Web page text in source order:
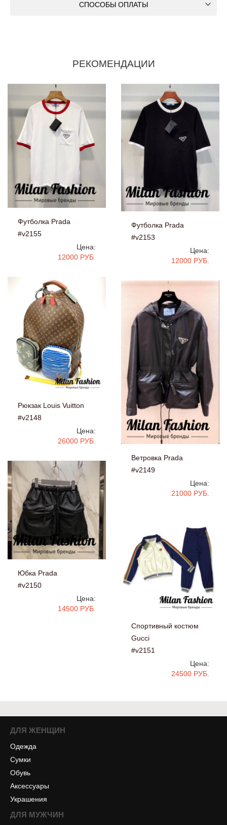
СПОСОБЫ ОПЛАТЫ
РЕКОМЕНДАЦИИ
Футболка Prada
#v2155
Цена:
12000 РУБ.
Футболка Prada
#v2153
Цена:
12000 РУБ.
Рюкзак Louis Vuitton
#v2148
Цена:
26000 РУБ.
Ветровка Prada
#v2149
Цена:
21000 РУБ.
Юбка Prada
#v2150
Цена:
14500 РУБ.
Спортивный костюм
Gucci
#v2151
Цена:
24500 РУБ.
ДЛЯ ЖЕНЩИН
Одежда
Сумки
Обувь
Аксессуары
Украшения
ДЛЯ МУЖЧИН